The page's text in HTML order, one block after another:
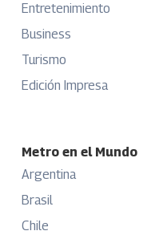
Entretenimiento
Business
Turismo
Edición Impresa
Metro en el Mundo
Argentina
Brasil
Chile